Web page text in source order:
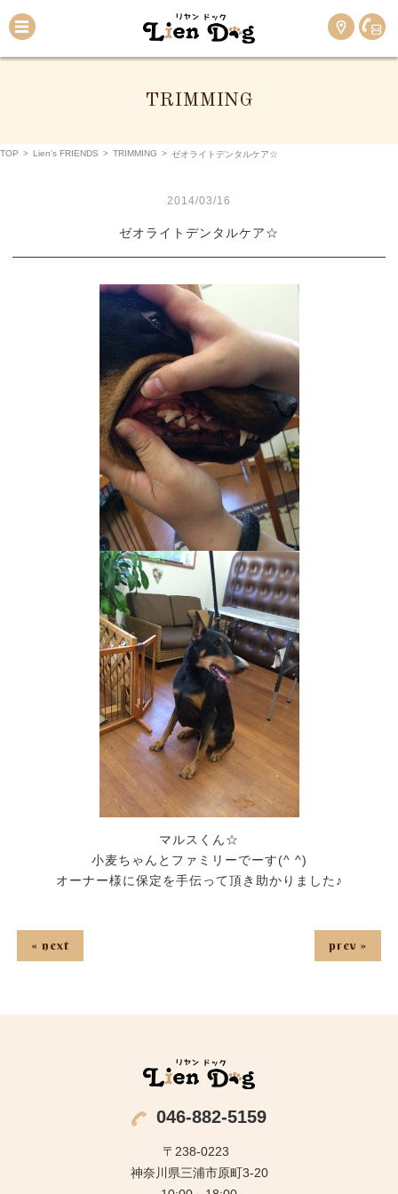
TRIMMING
TOP > Lien’s FRIENDS > TRIMMING > ゼオライトデンタルケア☆
2014/03/16
ゼオライトデンタルケア☆
マルスくん☆
小麦ちゃんとファミリーでーす(^ ^)
オーナー様に保定を手伝って頂き助かりました♪
« next prev »
046-882-5159
〒238-0223
神奈川県三浦市原町3-20